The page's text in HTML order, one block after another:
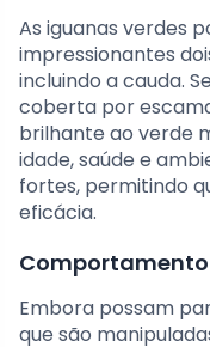
As iguanas verdes
impressionantes
incluindo a cauda.
coberta por
brilhante ao verde
idade, saúde e
fortes, permitindo
eficácia.
Comportamento
Embora possam
que são